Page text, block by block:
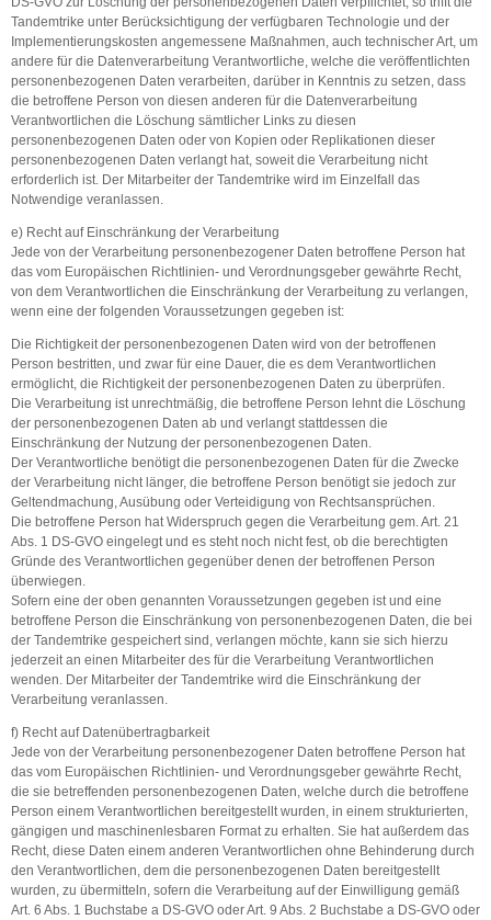
Tandemtrike unter Berücksichtigung der verfügbaren Technologie und der
Implementierungskosten angemessene Maßnahmen, auch technischer Art, um
andere für die Datenverarbeitung Verantwortliche, welche die veröffentlichten
personenbezogenen Daten verarbeiten, darüber in Kenntnis zu setzen, dass
die betroffene Person von diesen anderen für die Datenverarbeitung
Verantwortlichen die Löschung sämtlicher Links zu diesen
personenbezogenen Daten oder von Kopien oder Replikationen dieser
personenbezogenen Daten verlangt hat, soweit die Verarbeitung nicht
erforderlich ist. Der Mitarbeiter der Tandemtrike wird im Einzelfall das
Notwendige veranlassen.
e) Recht auf Einschränkung der Verarbeitung
Jede von der Verarbeitung personenbezogener Daten betroffene Person hat
das vom Europäischen Richtlinien- und Verordnungsgeber gewährte Recht,
von dem Verantwortlichen die Einschränkung der Verarbeitung zu verlangen,
wenn eine der folgenden Voraussetzungen gegeben ist:
Die Richtigkeit der personenbezogenen Daten wird von der betroffenen
Person bestritten, und zwar für eine Dauer, die es dem Verantwortlichen
ermöglicht, die Richtigkeit der personenbezogenen Daten zu überprüfen.
Die Verarbeitung ist unrechtmäßig, die betroffene Person lehnt die Löschung
der personenbezogenen Daten ab und verlangt stattdessen die
Einschränkung der Nutzung der personenbezogenen Daten.
Der Verantwortliche benötigt die personenbezogenen Daten für die Zwecke
der Verarbeitung nicht länger, die betroffene Person benötigt sie jedoch zur
Geltendmachung, Ausübung oder Verteidigung von Rechtsansprüchen.
Die betroffene Person hat Widerspruch gegen die Verarbeitung gem. Art. 21
Abs. 1 DS-GVO eingelegt und es steht noch nicht fest, ob die berechtigten
Gründe des Verantwortlichen gegenüber denen der betroffenen Person
überwiegen.
Sofern eine der oben genannten Voraussetzungen gegeben ist und eine
betroffene Person die Einschränkung von personenbezogenen Daten, die bei
der Tandemtrike gespeichert sind, verlangen möchte, kann sie sich hierzu
jederzeit an einen Mitarbeiter des für die Verarbeitung Verantwortlichen
wenden. Der Mitarbeiter der Tandemtrike wird die Einschränkung der
Verarbeitung veranlassen.
f) Recht auf Datenübertragbarkeit
Jede von der Verarbeitung personenbezogener Daten betroffene Person hat
das vom Europäischen Richtlinien- und Verordnungsgeber gewährte Recht,
die sie betreffenden personenbezogenen Daten, welche durch die betroffene
Person einem Verantwortlichen bereitgestellt wurden, in einem strukturierten,
gängigen und maschinenlesbaren Format zu erhalten. Sie hat außerdem das
Recht, diese Daten einem anderen Verantwortlichen ohne Behinderung durch
den Verantwortlichen, dem die personenbezogenen Daten bereitgestellt
wurden, zu übermitteln, sofern die Verarbeitung auf der Einwilligung gemäß
Art. 6 Abs. 1 Buchstabe a DS-GVO oder Art. 9 Abs. 2 Buchstabe a DS-GVO oder